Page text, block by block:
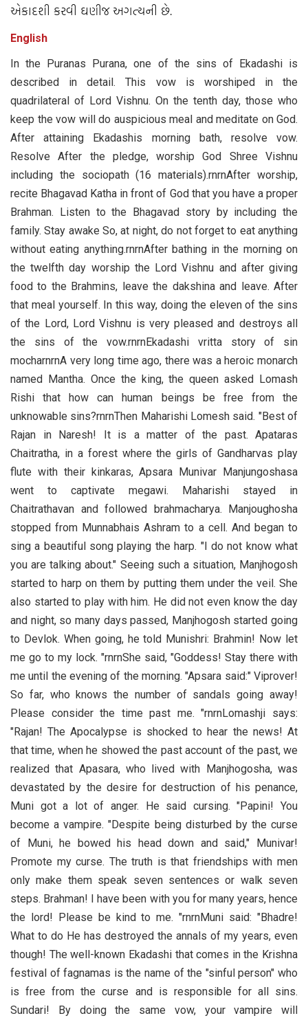
એકાદશી કરવી ઘણીજ અગત્‍યની છે.
English
In the Puranas Purana, one of the sins of Ekadashi is
described in detail. This vow is worshiped in the
quadrilateral of Lord Vishnu. On the tenth day, those who
keep the vow will do auspicious meal and meditate on God.
After attaining Ekadashis morning bath, resolve vow.
Resolve After the pledge, worship God Shree Vishnu
including the sociopath (16 materials).rnrnAfter worship,
recite Bhagavad Katha in front of God that you have a proper
Brahman. Listen to the Bhagavad story by including the
family. Stay awake So, at night, do not forget to eat anything
without eating anything.rnrnAfter bathing in the morning on
the twelfth day worship the Lord Vishnu and after giving
food to the Brahmins, leave the dakshina and leave. After
that meal yourself. In this way, doing the eleven of the sins
of the Lord, Lord Vishnu is very pleased and destroys all
the sins of the vow.rnrnEkadashi vritta story of sin
mocharnrnA very long time ago, there was a heroic monarch
named Mantha. Once the king, the queen asked Lomash
Rishi that how can human beings be free from the
unknowable sins?rnrnThen Maharishi Lomesh said. "Best of
Rajan in Naresh! It is a matter of the past. Apataras
Chaitratha, in a forest where the girls of Gandharvas play
flute with their kinkaras, Apsara Munivar Manjungoshasa
went to captivate megawi. Maharishi stayed in
Chaitrathavan and followed brahmacharya. Manjoughosha
stopped from Munnabhais Ashram to a cell. And began to
sing a beautiful song playing the harp. "I do not know what
you are talking about." Seeing such a situation, Manjhogosh
started to harp on them by putting them under the veil. She
also started to play with him. He did not even know the day
and night, so many days passed, Manjhogosh started going
to Devlok. When going, he told Munishri: Brahmin! Now let
me go to my lock. "rnrnShe said, "Goddess! Stay there with
me until the evening of the morning. "Apsara said:" Viprover!
So far, who knows the number of sandals going away!
Please consider the time past me. "rnrnLomashji says:
"Rajan! The Apocalypse is shocked to hear the news! At
that time, when he showed the past account of the past, we
realized that Apasara, who lived with Manjhogosha, was
devastated by the desire for destruction of his penance,
Muni got a lot of anger. He said cursing. "Papini! You
become a vampire. "Despite being disturbed by the curse
of Muni, he bowed his head down and said," Munivar!
Promote my curse. The truth is that friendships with men
only make them speak seven sentences or walk seven
steps. Brahman! I have been with you for many years, hence
the lord! Please be kind to me. "rnrnMuni said: "Bhadre!
What to do He has destroyed the annals of my years, even
though! The well-known Ekadashi that comes in the Krishna
festival of fagnamas is the name of the "sinful person" who
is free from the curse and is responsible for all sins.
Sundari! By doing the same vow, your vampire will